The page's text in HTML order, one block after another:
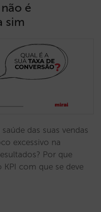
é
sim
das suas vendas
excessivo na
Por que
com que se deve